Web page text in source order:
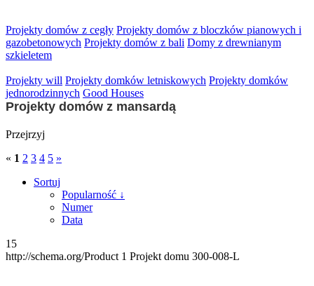
Projekty domów z cegły Projekty domów z bloczków pianowych i
gazobetonowych Projekty domów z bali Domy z drewnianym
szkieletem
Projekty will Projekty domków letniskowych Projekty domków
jednorodzinnych Good Houses
Projekty domów z mansardą
Przejrzyj
« 1 2 3 4 5 »
Sortuj
Popularność ↓
Numer
Data
15
http://schema.org/Product 1 Projekt domu 300-008-L